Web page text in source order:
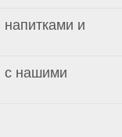
и
с нашими